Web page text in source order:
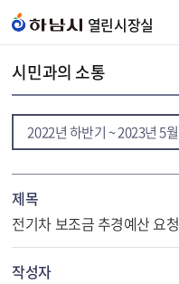
열린시장실
시민과의 소통
2022년 하반기 ~ 2023년 5월
제목
전기차 보조금 추경예산 요청
작성자